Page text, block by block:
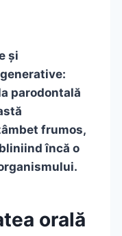
și
parodontală
frumos,
încă o
orală